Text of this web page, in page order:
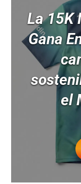
La 15K
Gana
el